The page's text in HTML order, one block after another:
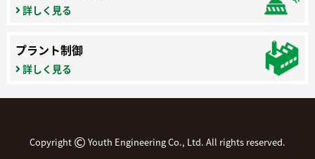
詳しく見る
プラント制御
詳しく見る
Copyright © Youth Engineering Co., Ltd. All rights reserved.